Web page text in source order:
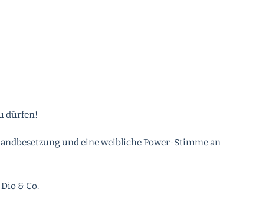
dürfen!
und eine weibliche Power-Stimme an
& Co.